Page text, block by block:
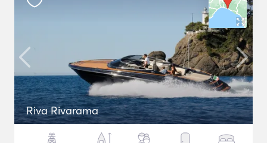
Riva Rivarama